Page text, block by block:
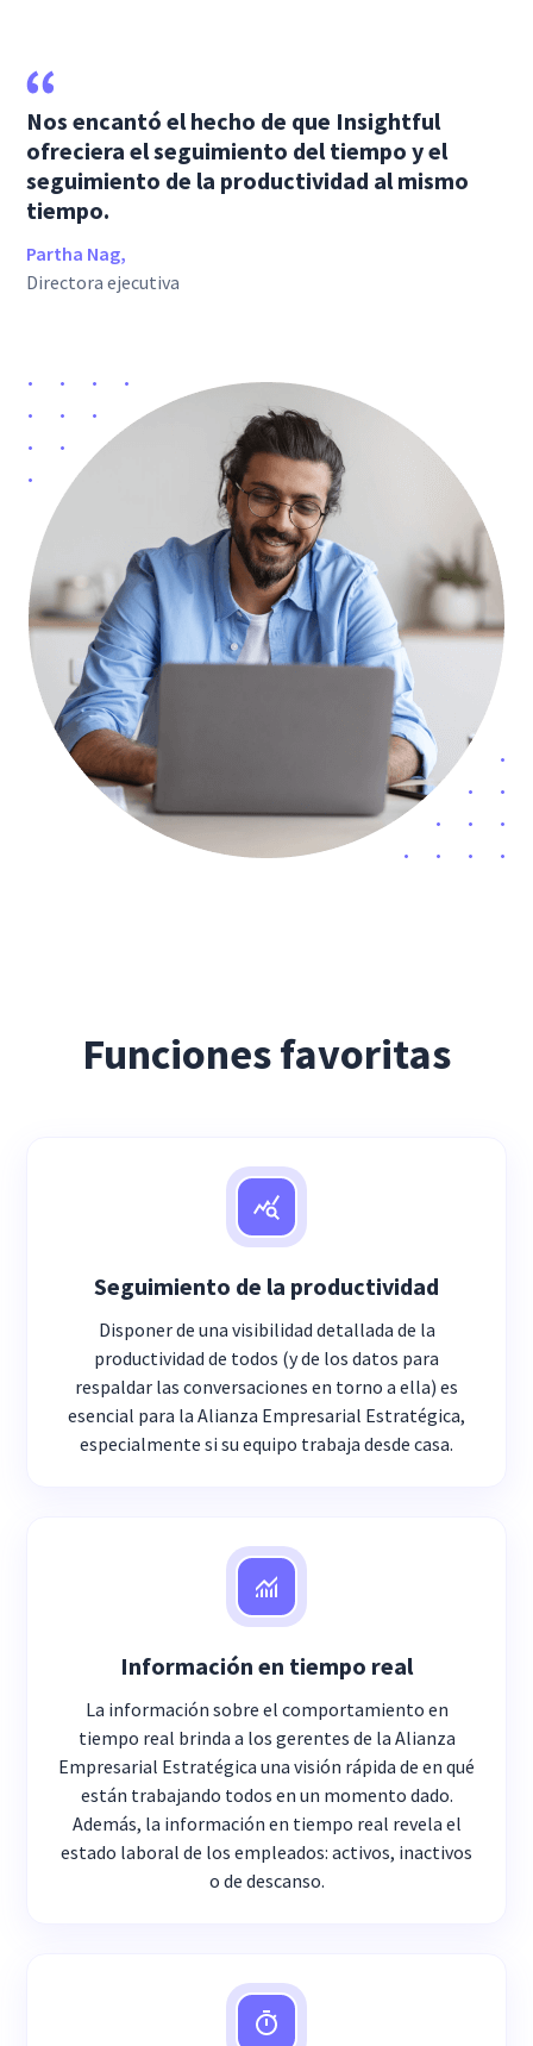
Nos encantó el hecho de que Insightful
ofreciera el seguimiento del tiempo y el
seguimiento de la productividad al mismo
tiempo.
Partha Nag,
Directora ejecutiva
Funciones favoritas
Seguimiento de la productividad
Disponer de una visibilidad detallada de la
productividad de todos (y de los datos para
respaldar las conversaciones en torno a ella) es
esencial para la Alianza Empresarial Estratégica,
especialmente si su equipo trabaja desde casa.
Información en tiempo real
La información sobre el comportamiento en
tiempo real brinda a los gerentes de la Alianza
Empresarial Estratégica una visión rápida de en qué
están trabajando todos en un momento dado.
Además, la información en tiempo real revela el
estado laboral de los empleados: activos, inactivos
o de descanso.